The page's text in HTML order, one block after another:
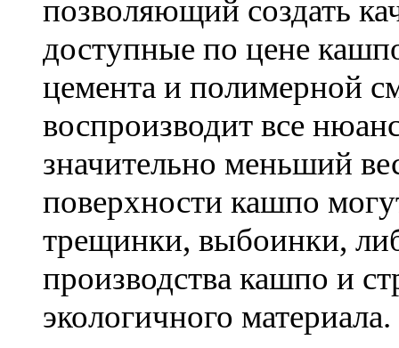
позволяющий создать
доступные по цене
цемента и полимерной
воспроизводит все
значительно меньший
поверхности кашпо
трещинки, выбоинки,
производства кашпо и
экологичного